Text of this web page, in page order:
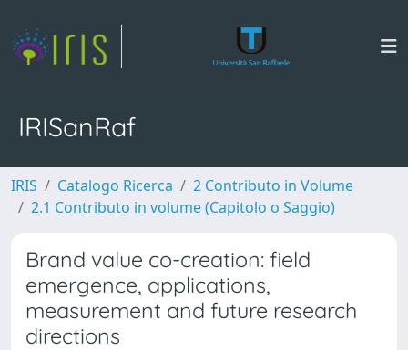
IRISanRaf
IRIS Catalogo Ricerca
2 Contributo in Volume
2.1 Contributo in volume (Capitolo o Saggio)
Brand value co-creation: field
emergence, applications,
measurement and future research
directions